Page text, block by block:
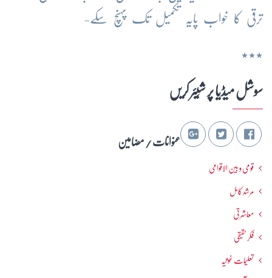
ترقی کا خواب پایہ تکمیل تک پہنچ سکے-
٭٭٭
سوشل میڈیا پر شِیئر کریں
عنوانات / مضامین
قومی و بین الاقوامی
مرشدِ کامل
معاشرتی
فکرحقیقی
تعلیمات غوثیہ